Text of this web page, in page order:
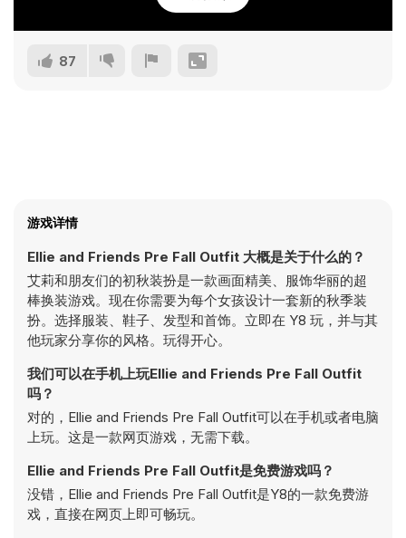
87
游戏详情
Ellie and Friends Pre Fall Outfit 大概是关于什么的？
艾莉和朋友们的初秋装扮是一款画面精美、服饰华丽的超
棒换装游戏。现在你需要为每个女孩设计一套新的秋季装
扮。选择服装、鞋子、发型和首饰。立即在 Y8 玩，并与其
他玩家分享你的风格。玩得开心。
我们可以在手机上玩Ellie and Friends Pre Fall Outfit
吗？
对的，Ellie and Friends Pre Fall Outfit可以在手机或者电脑
上玩。这是一款网页游戏，无需下载。
Ellie and Friends Pre Fall Outfit是免费游戏吗？
没错，Ellie and Friends Pre Fall Outfit是Y8的一款免费游
戏，直接在网页上即可畅玩。